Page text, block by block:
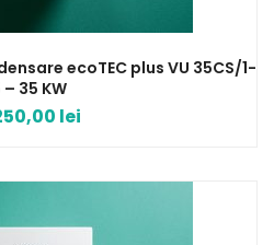
ecoTEC plus VU 35CS/1-
– 35 KW
lei